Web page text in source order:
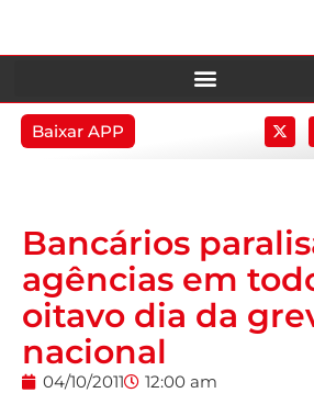
Baixar APP
Bancários
agências em
oitavo dia da
nacional
04/10/2011
12:00 am